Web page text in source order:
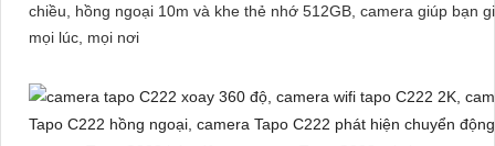
chiều, hồng ngoại 10m và khe thẻ nhớ 512GB, camera giúp bạn
mọi lúc, mọi nơi